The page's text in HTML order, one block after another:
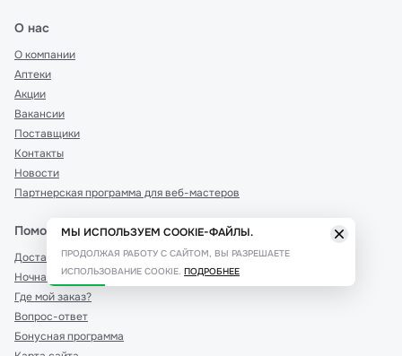
О нас
О компании
Аптеки
Акции
Вакансии
Поставщики
Контакты
Новости
Партнерская программа для веб-мастеров
Помощь
Доставка и оплата
Ночная доставка
Где мой заказ?
Вопрос-ответ
Бонусная программа
МЫ ИСПОЛЬЗУЕМ COOKIE-ФАЙЛЫ.
ПРОДОЛЖАЯ РАБОТУ С САЙТОМ, ВЫ РАЗРЕШАЕТЕ
ИСПОЛЬЗОВАНИЕ COOKIE. ПОДРОБНЕЕ